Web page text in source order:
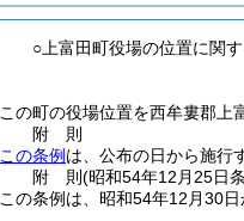
○上富田町役場の位置に関す
この町の役場位置を西牟婁郡上
附 則
この条例 は、公布の日から施行
附 則(昭和54年12月25日
この条例は、昭和54年12月30日